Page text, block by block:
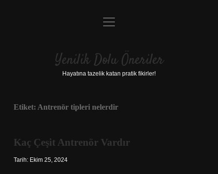
Anasayfa
Yasal Uyarı
menüyü
Yenilik Dolu Öneriler
Hayatına tazelik katan pratik fikirler!
Etiket: Antrenör tipleri nelerdir
Kaç Çeşit Antrenör Vardır
Tarih: Ekim 25, 2024